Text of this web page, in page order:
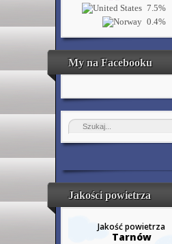
7.5%
0.4%
My na Facebooku
Jakości powietrza